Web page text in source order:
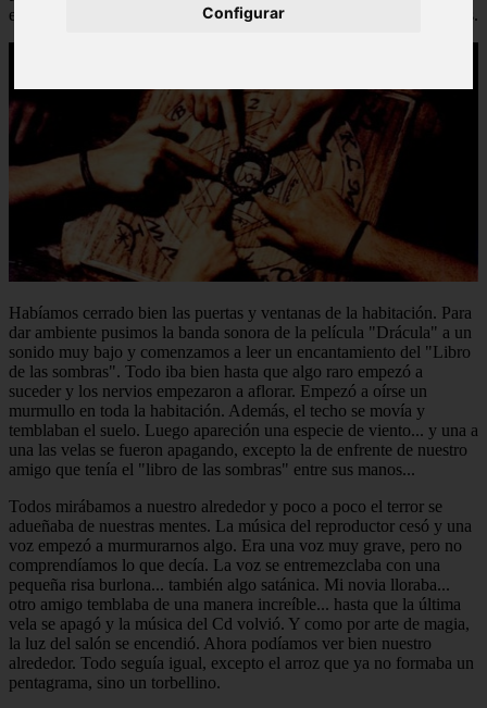
Configurar
extremidad. Luego nos sentamos alrededor de él, sobre unos cojines.
Habíamos cerrado bien las puertas y ventanas de la habitación. Para
dar ambiente pusimos la banda sonora de la película "Drácula" a un
sonido muy bajo y comenzamos a leer un encantamiento del "Libro
de las sombras". Todo iba bien hasta que algo raro empezó a
suceder y los nervios empezaron a aflorar. Empezó a oírse un
murmullo en toda la habitación. Además, el techo se movía y
temblaban el suelo. Luego apareción una especie de viento... y una a
una las velas se fueron apagando, excepto la de enfrente de nuestro
amigo que tenía el "libro de las sombras" entre sus manos...
Todos mirábamos a nuestro alrededor y poco a poco el terror se
adueñaba de nuestras mentes. La música del reproductor cesó y una
voz empezó a murmurarnos algo. Era una voz muy grave, pero no
comprendíamos lo que decía. La voz se entremezclaba con una
pequeña risa burlona... también algo satánica. Mi novia lloraba...
otro amigo temblaba de una manera increíble... hasta que la última
vela se apagó y la música del Cd volvió. Y como por arte de magia,
la luz del salón se encendió. Ahora podíamos ver bien nuestro
alrededor. Todo seguía igual, excepto el arroz que ya no formaba un
pentagrama, sino un torbellino.